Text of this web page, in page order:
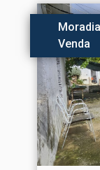
Moradia
Venda